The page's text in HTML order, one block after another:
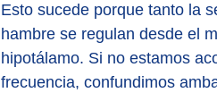
Esto sucede porque tanto la
hambre se regulan desde el
hipotálamo. Si no estamos
frecuencia, confundimos